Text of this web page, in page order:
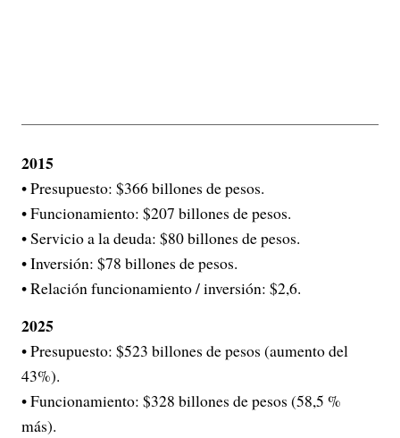
2015
• Presupuesto: $366 billones de pesos.
• Funcionamiento: $207 billones de pesos.
• Servicio a la deuda: $80 billones de pesos.
• Inversión: $78 billones de pesos.
• Relación funcionamiento / inversión: $2,6.
2025
• Presupuesto: $523 billones de pesos (aumento del
43%).
• Funcionamiento: $328 billones de pesos (58,5 %
más).